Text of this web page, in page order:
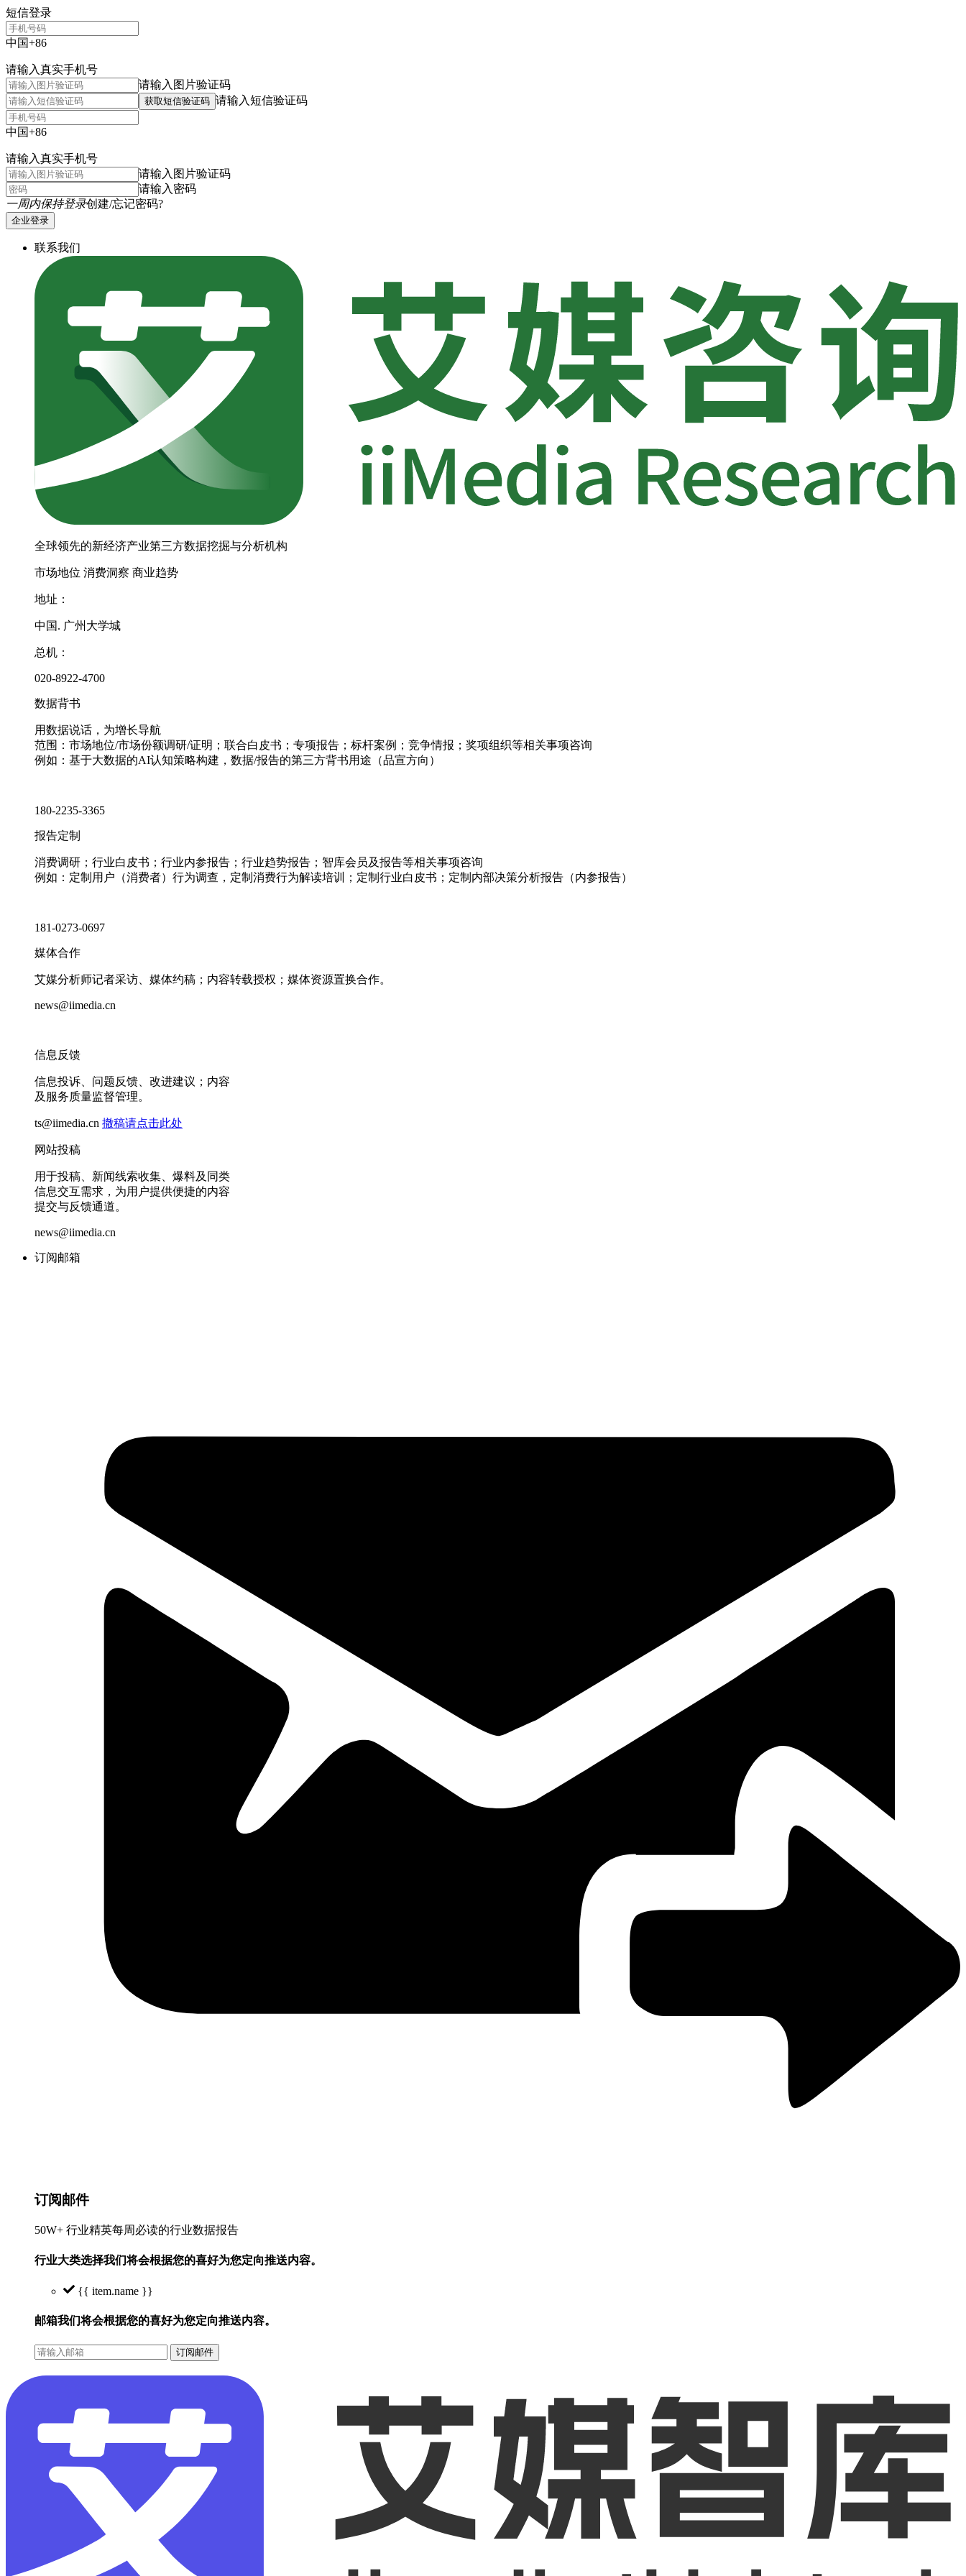
短信登录
中国+86
请输入真实手机号
请输入图片验证码
获取短信验证码 请输入短信验证码
中国+86
请输入真实手机号
请输入图片验证码
请输入密码
一周内保持登录创建/忘记密码?
企业登录
联系我们
全球领先的新经济产业第三方数据挖掘与分析机构
市场地位 消费洞察 商业趋势
地址：
中国. 广州大学城
总机：
020-8922-4700
数据背书
用数据说话，为增长导航
范围：市场地位/市场份额调研/证明；联合白皮书；专项报告；标杆案例；竞争情报；奖项组织等相关事项咨询
例如：基于大数据的AI认知策略构建，数据/报告的第三方背书用途（品宣方向）
180-2235-3365
报告定制
消费调研；行业白皮书；行业内参报告；行业趋势报告；智库会员及报告等相关事项咨询
例如：定制用户（消费者）行为调查，定制消费行为解读培训；定制行业白皮书；定制内部决策分析报告（内参报告）
181-0273-0697
媒体合作
艾媒分析师记者采访、媒体约稿；内容转载授权；媒体资源置换合作。
news@iimedia.cn
信息反馈
信息投诉、问题反馈、改进建议；内容
及服务质量监督管理。
ts@iimedia.cn 撤稿请点击此处
网站投稿
用于投稿、新闻线索收集、爆料及同类
信息交互需求，为用户提供便捷的内容
提交与反馈通道。
news@iimedia.cn
订阅邮箱
订阅邮件
50W+ 行业精英每周必读的行业数据报告
行业大类选择我们将会根据您的喜好为您定向推送内容。
{{ item.name }}
邮箱我们将会根据您的喜好为您定向推送内容。
订阅邮件